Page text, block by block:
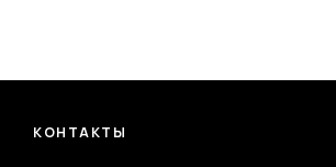
КОНТАКТЫ